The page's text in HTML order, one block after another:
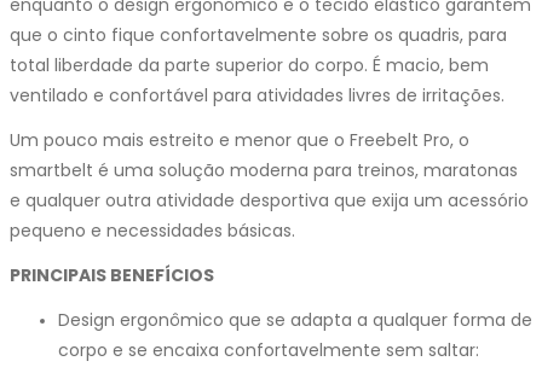
enquanto o design ergonômico e o tecido elástico garantem
que o cinto fique confortavelmente sobre os quadris, para
total liberdade da parte superior do corpo. É macio, bem
ventilado e confortável para atividades livres de irritações.
Um pouco mais estreito e menor que o Freebelt Pro, o
smartbelt é uma solução moderna para treinos, maratonas
e qualquer outra atividade desportiva que exija um acessório
pequeno e necessidades básicas.
PRINCIPAIS BENEFÍCIOS
Design ergonômico que se adapta a qualquer forma de
corpo e se encaixa confortavelmente sem saltar: